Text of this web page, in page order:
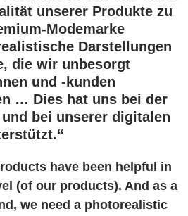
unserer Produkte zu
Modemarke
Darstellungen
die wir unbesorgt
und -kunden
… Dies hat uns bei der
bei unserer digitalen
have been helpful in
(of our products). And as a
we need a photorealistic